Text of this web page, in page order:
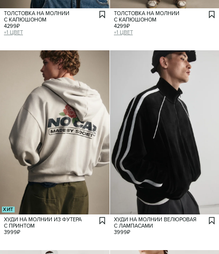
ТОЛСТОВКА НА МОЛНИИ
С КАПЮШОНОМ
4299₽
+1 ЦВЕТ
ТОЛСТОВКА НА МОЛНИИ
С КАПЮШОНОМ
4299₽
+1 ЦВЕТ
ХИТ
ХУДИ НА МОЛНИИ ИЗ ФУТЕРА
С ПРИНТОМ
3999₽
ХУДИ НА МОЛНИИ ВЕЛЮРОВАЯ
С ЛАМПАСАМИ
3999₽